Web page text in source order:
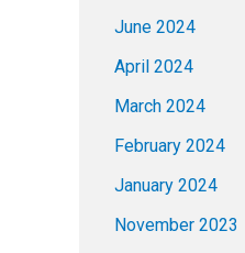
June 2024
April 2024
March 2024
February 2024
January 2024
November 2023